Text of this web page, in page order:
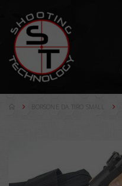
BORSONE DA TIRO SMALL